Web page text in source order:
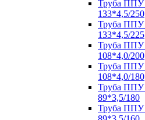
Труба
133*4,5/250
Труба
133*4,5/225
Труба
108*4,0/200
Труба
108*4,0/180
Труба
89*3,5/180
Труба